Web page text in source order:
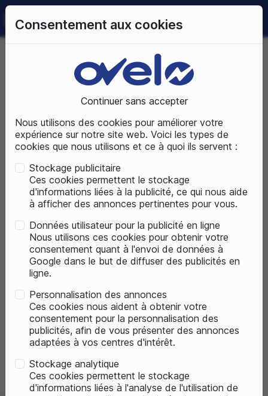
Consentement aux cookies
Continuer sans accepter
Nous utilisons des cookies pour améliorer votre
expérience sur notre site web. Voici les types de
cookies que nous utilisons et ce à quoi ils servent :
Stockage publicitaire
Ces cookies permettent le stockage
d'informations liées à la publicité, ce qui nous aide
à afficher des annonces pertinentes pour vous.
Données utilisateur pour la publicité en ligne
Nous utilisons ces cookies pour obtenir votre
consentement quant à l'envoi de données à
Google dans le but de diffuser des publicités en
ligne.
Personnalisation des annonces
Ces cookies nous aident à obtenir votre
consentement pour la personnalisation des
publicités, afin de vous présenter des annonces
adaptées à vos centres d'intérêt.
Stockage analytique
Ces cookies permettent le stockage
d'informations liées à l'analyse de l'utilisation de
09 72 50 25 70 LUNDI AU SAMEDIDE 10H À 19H
Pièces détachées Equipement du cycliste
Previous